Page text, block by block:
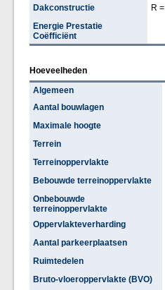
Dakconstructie
R =
Energie Prestatie
Coëfficiënt
Hoeveelheden
Algemeen
Aantal bouwlagen
Maximale hoogte
Terrein
Terreinoppervlakte
Bebouwde terreinoppervlakte
Onbebouwde
terreinoppervlakte
Oppervlakteverharding
Aantal parkeerplaatsen
Ruimtedelen
Bruto-vloeroppervlakte (BVO)